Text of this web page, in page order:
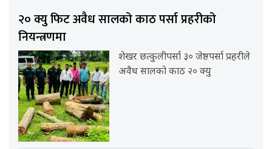
२० क्यु फिट अवैध सालको काठ पर्सा प्रहरीको
नियन्त्रणमा
शेखर छत्कुलीपर्सा ३० जेष्ठपर्सा प्रहरीले
अवैध सालको काठ २० क्यु